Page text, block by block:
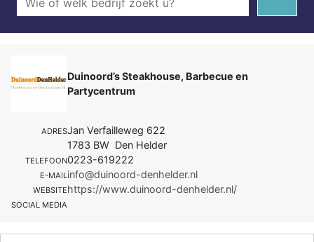
Duinoord’s Steakhouse, Barbecue en
Partycentrum
ADRESJan Verfailleweg 622
1783 BW Den Helder
TELEFOON0223-619222
E-MAILinfo@duinoord-denhelder.nl
WEBSITEhttps://www.duinoord-denhelder.nl/
SOCIAL MEDIA